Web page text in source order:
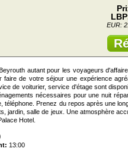
EUR:
autant pour les voyageurs
faire de votre séjour une expérience
de voiturier, service d'étage sont
nécessaires pour une nuit
téléphone. Prenez du repos après une
jardin, salle de jeux. Une atmosphère
Hotel.
13:00